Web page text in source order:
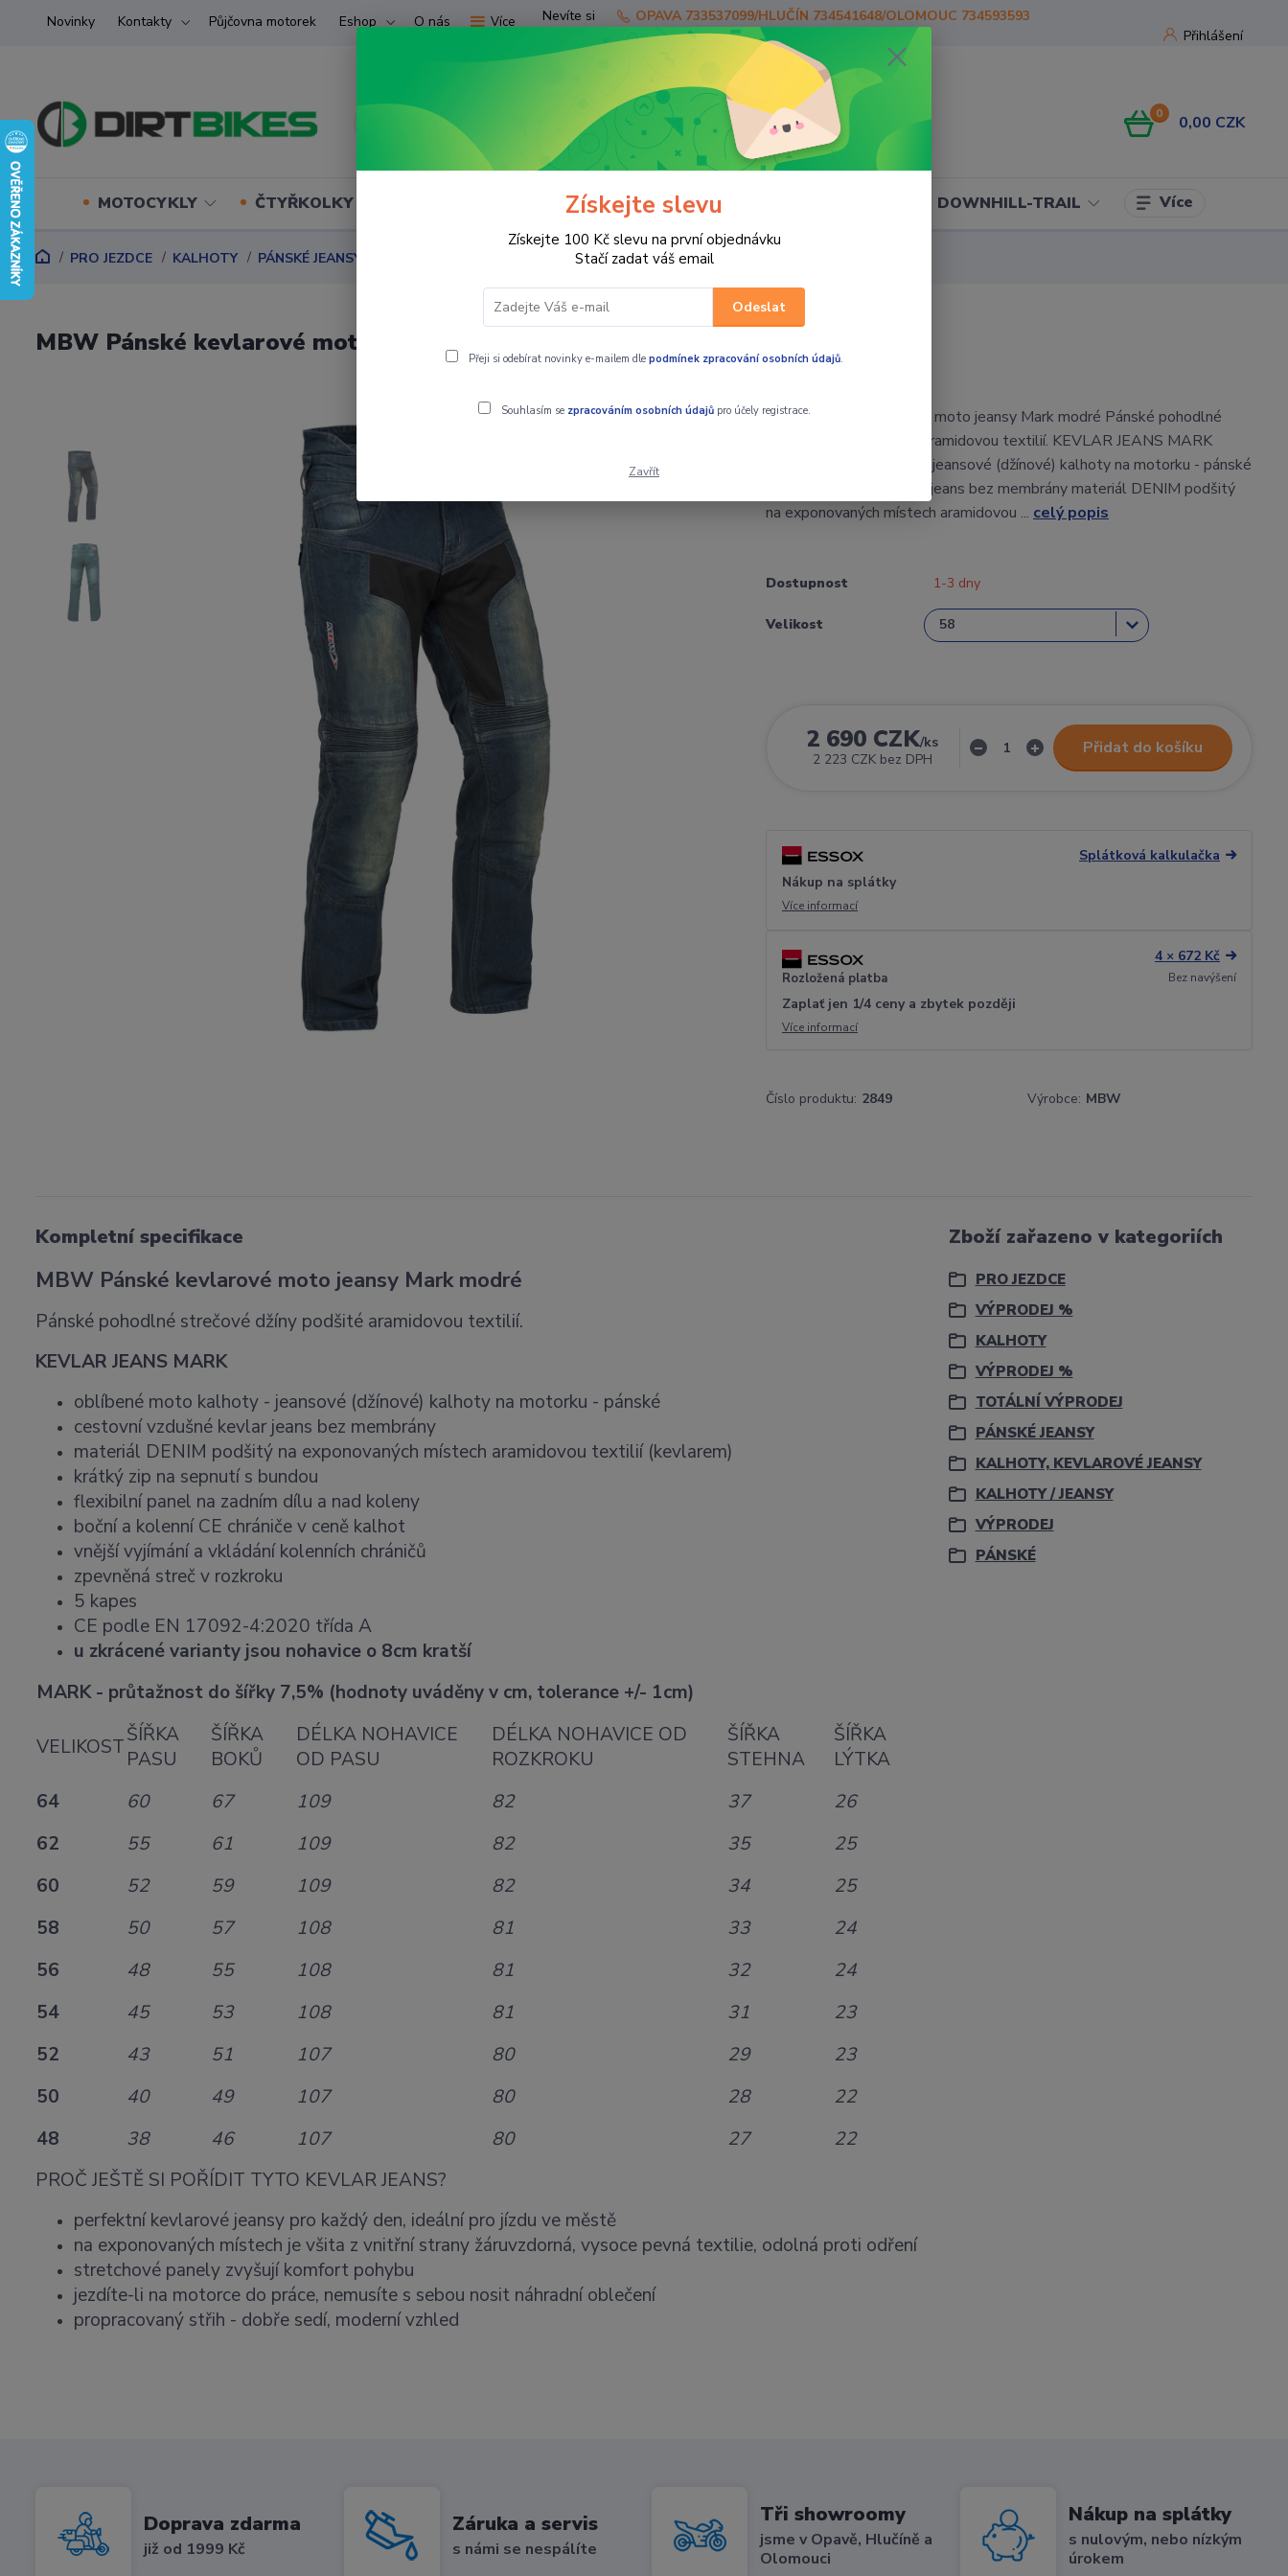
Novinky Kontakty Půjčovna motorek Eshop O nás Více
Přihlášení
Hledat
Nevíte si
rady?
Zavolejte.
OPAVA 733537099/HLUČÍN 734541648/OLOMOUC 734593593
0 0,00 CZK
MOTOCYKLY ČTYŘKOLKY (ATV) UTV SKÚTRY PRO JEZDCE DOWNHILL-TRAIL Více
PRO JEZDCE KALHOTY PÁNSKÉ JEANSY MBW Pánské kevlarové moto jeansy Mark modré
MBW Pánské kevlarové moto jeansy Mark modré
MBW Pánské kevlarové moto jeansy Mark modré Pánské pohodlné
strečové džíny podšité aramidovou textilií. KEVLAR JEANS MARK
oblíbené moto kalhoty - jeansové (džínové) kalhoty na motorku - pánské
cestovní vzdušné kevlar jeans bez membrány materiál DENIM podšitý
na exponovaných místech aramidovou ... celý popis
Dostupnost 1-3 dny
Velikost
2 690 CZK/ks
2 223 CZK bez DPH
Přidat do košíku
Splátková kalkulačka
Nákup na splátky
Více informací
Rozložená platba
4 × 672 Kč
Bez navýšení
Zaplať jen 1/4 ceny a zbytek později
Více informací
Číslo produktu: 2849 Výrobce: MBW
Kompletní specifikace
MBW Pánské kevlarové moto jeansy Mark modré
Pánské pohodlné strečové džíny podšité aramidovou textilií.
KEVLAR JEANS MARK
oblíbené moto kalhoty - jeansové (džínové) kalhoty na motorku - pánské
cestovní vzdušné kevlar jeans bez membrány
materiál DENIM podšitý na exponovaných místech aramidovou textilií (kevlarem)
krátký zip na sepnutí s bundou
flexibilní panel na zadním dílu a nad koleny
boční a kolenní CE chrániče v ceně kalhot
vnější vyjímání a vkládání kolenních chráničů
zpevněná streč v rozkroku
5 kapes
CE podle EN 17092-4:2020 třída A
u zkrácené varianty jsou nohavice o 8cm kratší
MARK - průtažnost do šířky 7,5% (hodnoty uváděny v cm, tolerance +/- 1cm)
VELIKOSTŠÍŘKA
PASU
ŠÍŘKA
BOKŮ
DÉLKA NOHAVICE
OD PASU
DÉLKA NOHAVICE OD
ROZKROKU
ŠÍŘKA
STEHNA
ŠÍŘKA
LÝTKA
64
60 67 109 82 37
26
62
55 61 109 82 35
25
60
52 59 109 82 34
25
58
50 57 108 81 33
24
56
48 55 108 81 32
24
54
45 53 108 81 31
23
52
43 51 107 80 29
23
50
40 49 107 80 28
22
48
38 46 107 80 27
22
PROČ JEŠTĚ SI POŘÍDIT TYTO KEVLAR JEANS?
perfektní kevlarové jeansy pro každý den, ideální pro jízdu ve městě
na exponovaných místech je všita z vnitřní strany žáruvzdorná, vysoce pevná textilie, odolná proti odření
stretchové panely zvyšují komfort pohybu
jezdíte-li na motorce do práce, nemusíte s sebou nosit náhradní oblečení
propracovaný střih - dobře sedí, moderní vzhled
Zboží zařazeno v kategoriích
PRO JEZDCE
VÝPRODEJ %
KALHOTY
VÝPRODEJ %
TOTÁLNÍ VÝPRODEJ
PÁNSKÉ JEANSY
KALHOTY, KEVLAROVÉ JEANSY
KALHOTY / JEANSY
VÝPRODEJ
PÁNSKÉ
Doprava zdarma
již od 1999 Kč
Záruka a servis
s námi se nespálíte
Tři showroomy
jsme v Opavě, Hlučíně a
Olomouci
Nákup na splátky
s nulovým, nebo nízkým
úrokem
Získejte slevu
Získejte 100 Kč slevu na první objednávku
Stačí zadat váš email
Odeslat
Přeji si odebírat novinky e-mailem dle podmínek zpracování osobních údajů.
Souhlasím se zpracováním osobních údajůpro účely registrace.
Zavřít